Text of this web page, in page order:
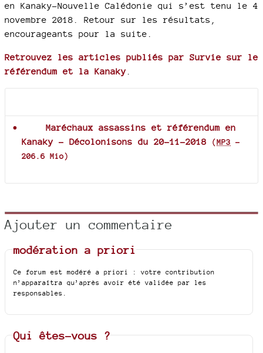
en Kanaky-Nouvelle Calédonie qui s’est tenu le 4
novembre 2018. Retour sur les résultats,
encourageants pour la suite.
Retrouvez les articles publiés par Survie sur le
référendum et la Kanaky
Maréchaux assassins et référendum en
Kanaky - Décolonisons du 20-11-2018
(MP3 -
206.6 Mio)
Ajouter un commentaire
modération a priori
Ce forum est modéré a priori : votre contribution
n’apparaîtra qu’après avoir été validée par les
responsables.
Qui êtes-vous ?